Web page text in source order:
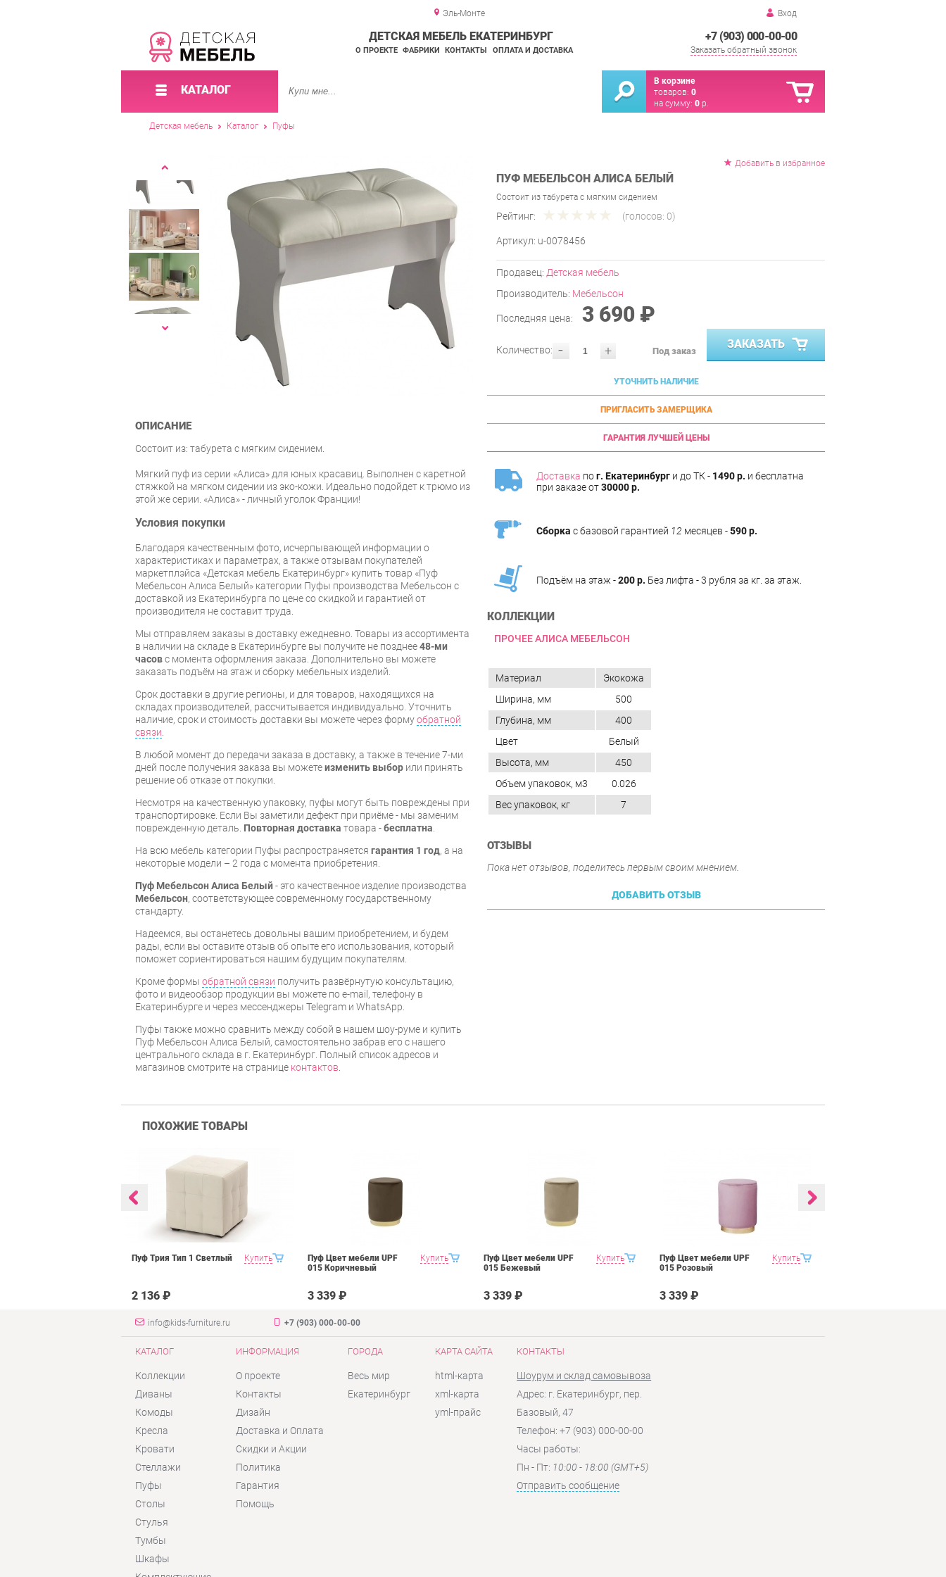
Эль-Монте Вход
+7 (903) 000-00-00
Заказать обратный звонок
ДЕТСКАЯ МЕБЕЛЬ ЕКАТЕРИНБУРГ
О ПРОЕКТЕ ФАБРИКИ КОНТАКТЫ ОПЛАТА И ДОСТАВКА
КАТАЛОГ
В корзине
товаров: 0
на сумму: 0 р.
Детская мебель Каталог Пуфы
Добавить в избранное
ПУФ МЕБЕЛЬСОН АЛИСА БЕЛЫЙ
Состоит из табурета с мягким сидением
Рейтинг: (голосов: 0)
Артикул: u-0078456
Продавец: Детская мебель
Производитель: Мебельсон
Последняя цена: 3 690 ₽
- +
Количество: Под заказ
ЗАКАЗАТЬ
УТОЧНИТЬ НАЛИЧИЕ
ПРИГЛАСИТЬ ЗАМЕРЩИКА
ГАРАНТИЯ ЛУЧШЕЙ ЦЕНЫ
Доставка пог. Екатеринбург и до ТК - 1490 р. и бесплатна
при заказе от30000 р.
Сборка с базовой гарантией 12 месяцев -590 р.
Подъём на этаж -200 р. Без лифта - 3 рубля за кг. за этаж.
КОЛЛЕКЦИИ
ПРОЧЕЕ АЛИСА МЕБЕЛЬСОН
ОПИСАНИЕ
Состоит из: табурета с мягким сидением.
Мягкий пуф из серии «Алиса» для юных красавиц. Выполнен с каретной
стяжкой на мягком сидении из эко-кожи. Идеально подойдет к трюмо из
этой же серии. «Алиса» - личный уголок Франции!
Условия покупки
Благодаря качественным фото, исчерпывающей информации о
характеристиках и параметрах, а также отзывам покупателей
маркетплэйса «Детская мебель Екатеринбург» купить товар «Пуф
Мебельсон Алиса Белый» категории Пуфы производства Мебельсон с
доставкой из Екатеринбурга по цене со скидкой и гарантией от
производителя не составит труда.
Мы отправляем заказы в доставку ежедневно. Товары из ассортимента
в наличии на складе в Екатеринбурге вы получите не позднее48-ми
часовс момента оформления заказа. Дополнительно вы можете
заказать подъём на этаж и сборку мебельных изделий.
Срок доставки в другие регионы, и для товаров, находящихся на
складах производителей, рассчитывается индивидуально. Уточнить
наличие, срок и стоимость доставки вы можете через формуобратной
связи
В любой момент до передачи заказа в доставку, а также в течение 7-ми
дней после получения заказа вы можетеизменить выбор или принять
решение об отказе от покупки.
Несмотря на качественную упаковку, пуфы могут быть повреждены при
транспортировке. Если Вы заметили дефект при приёме - мы заменим
поврежденную деталь. Повторная доставка товара -бесплатна
На всю мебель категории Пуфы распространяется гарантия 1 год, а на
некоторые модели – 2 года с момента приобретения.
Пуф Мебельсон Алиса Белый- это качественное изделие производства
Мебельсон, соответствующее современному государственному
стандарту.
Надеемся, вы останетесь довольны вашим приобретением, и будем
рады, если вы оставите отзыв об опыте его использования, который
поможет сориентироваться нашим будущим покупателям.
Кроме формы обратной связи получить развёрнутую консультацию,
фото и видеообзор продукции вы можете по e-mail, телефону в
Екатеринбурге и через мессенджеры Telegram и WhatsApp.
Пуфы также можно сравнить между собой в нашем шоу-руме и купить
Пуф Мебельсон Алиса Белый, самостоятельно забрав его с нашего
центрального склада в г. Екатеринбург. Полный список адресов и
магазинов смотрите на странице контактов
Материал
Экокожа
Ширина, мм
500
Глубина, мм
400
Цвет
Белый
Высота, мм
450
Объем упаковок, м3
0.026
Вес упаковок, кг
7
ОТЗЫВЫ
Пока нет отзывов, поделитесь первым своим мнением.
ДОБАВИТЬ ОТЗЫВ
ПОХОЖИЕ ТОВАРЫ
Купить
Пуф Трия Тип 1 Светлый
2 136 ₽
Купить
Пуф Цвет мебели UPF
015 Коричневый
3 339 ₽
Купить
Пуф Цвет мебели UPF
015 Бежевый
3 339 ₽
Купить
Пуф Цвет мебели UPF
015 Розовый
3 339 ₽
info@kids-furniture.ru +7 (903) 000-00-00
КАТАЛОГ
Коллекции
Диваны
Комоды
Кресла
Кровати
Стеллажи
Пуфы
Столы
Стулья
Тумбы
Шкафы
ИНФОРМАЦИЯ
О проекте
Контакты
Дизайн
Доставка и Оплата
Скидки и Акции
Политика
Гарантия
Помощь
ГОРОДА
Весь мир
Екатеринбург
КАРТА САЙТА
html-карта
xml-карта
yml-прайс
КОНТАКТЫ
Шоурум и склад самовывоза
Адрес: г. Екатеринбург, пер.
Базовый, 47
Телефон: +7 (903) 000-00-00
Часы работы:
Пн - Пт: 10:00 - 18:00 (GMT+5)
Отправить сообщение